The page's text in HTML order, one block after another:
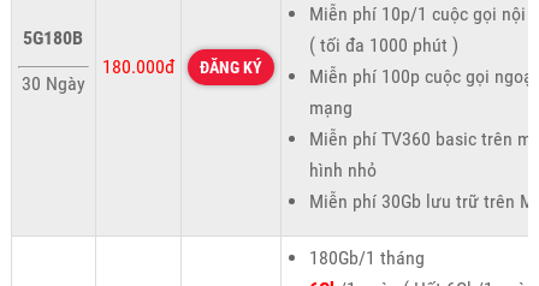
5G180B
30 Ngày
180.000đ ĐĂNG KÝ
Miễn phí 10p/1 cuộc gọi nội
( tối đa 1000 phút )
Miễn phí 100p cuộc gọi ngoại
mạng
Miễn phí TV360 basic trên
hình nhỏ
Miễn phí 30Gb lưu trữ trên
180Gb/1 tháng